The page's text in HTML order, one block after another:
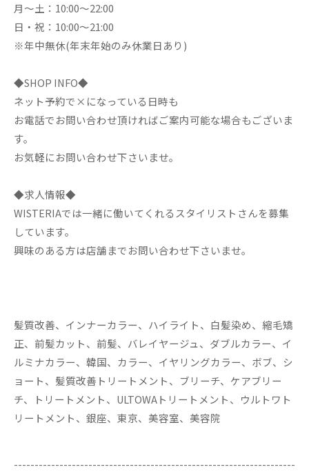
月～土：10:00～22:00
日・祝：10:00～21:00
※年中無休(年末年始のみ休業日あり)
◆SHOP INFO◆
ネット予約で×になっている日時も
お電話でお問い合わせ頂ければご案内可能な場合もございま
す。
お気軽にお問い合わせ下さいませ。
◆求人情報◆
WISTERIAでは一緒に働いてくれるスタイリストさんを募集
しています。
興味のある方は店舗までお問い合わせ下さいませ。
髪質改善、インナーカラー、ハイライト、白髪染め、縮毛矯
正、前髪カット、前髪、バレイヤージュ、ダブルカラー、イ
ルミナカラー、韓国、カラー、イヤリングカラー、ボブ、シ
ョート、髪質改善トリートメント、ブリーチ、ケアブリー
チ、トリートメント、ULTOWAトリートメント、ウルトワト
リートメント、銀座、東京、美容室、美容院
--------------------------------------------------------------------